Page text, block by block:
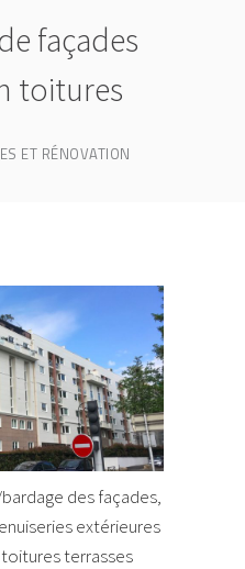
façades
toitures
ET RÉNOVATION
des façades,
extérieures
terrasses